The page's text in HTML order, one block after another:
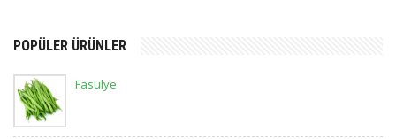
POPÜLER ÜRÜNLER
Fasulye